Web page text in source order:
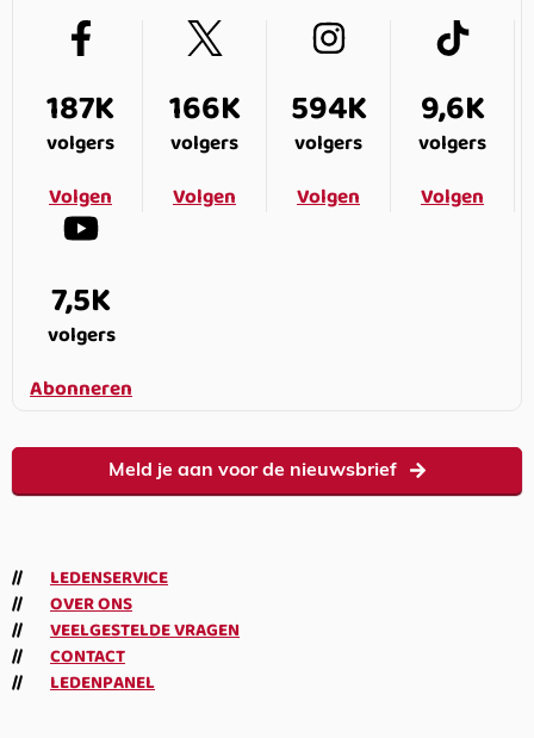
187K
volgers
Volgen
166K
volgers
Volgen
594K
volgers
Volgen
9,6K
volgers
Volgen
7,5K
volgers
Abonneren
Meld je aan voor de nieuwsbrief
LEDENSERVICE
OVER ONS
VEELGESTELDE VRAGEN
CONTACT
LEDENPANEL